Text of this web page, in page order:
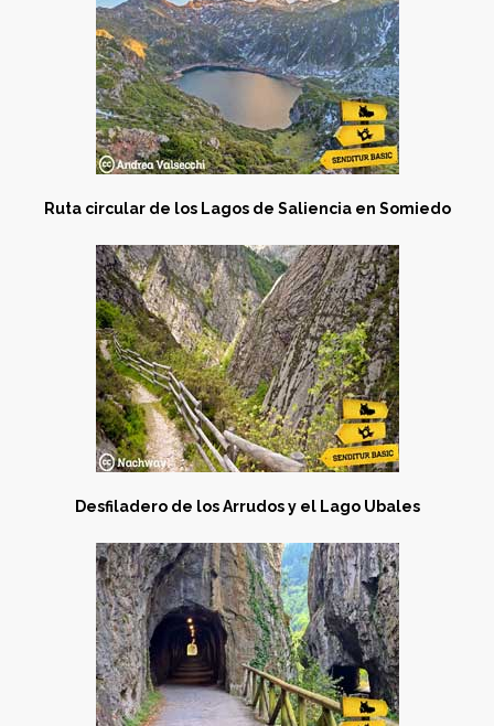
Ruta circular de los Lagos de Saliencia en Somiedo
Desfiladero de los Arrudos y el Lago Ubales